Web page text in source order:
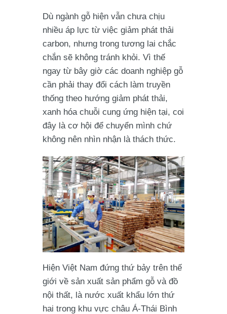
Dù ngành gỗ hiện vẫn chưa chịu
nhiều áp lực từ việc giảm phát thải
carbon, nhưng trong tương lai chắc
chắn sẽ không tránh khỏi. Vì thế
ngay từ bây giờ các doanh nghiệp gỗ
cần phải thay đổi cách làm truyền
thống theo hướng giảm phát thải,
xanh hóa chuỗi cung ứng hiện tại, coi
đây là cơ hội để chuyển mình chứ
không nên nhìn nhận là thách thức.
Hiện Việt Nam đứng thứ bảy trên thế
giới về sản xuất sản phẩm gỗ và đồ
nội thất, là nước xuất khẩu lớn thứ
hai trong khu vực châu Á-Thái Bình